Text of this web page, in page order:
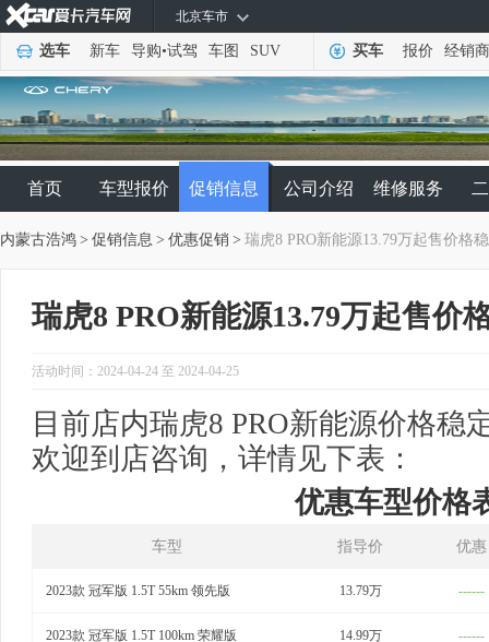
北京车市
选车 新车 导购•试驾 车图 SUV 买车 报价 经销商
首页 车型报价 促销信息 公司介绍 维修服务
内蒙古浩鸿 > 促销信息 > 优惠促销 > 瑞虎8 PRO新能源13.79万起售价格
瑞虎8 PRO新能源13.79万起售价
活动时间：2024-04-24 至 2024-04-25
目前店内瑞虎8 PRO新能源价格稳
欢迎到店咨询，详情见下表：
优惠车型价格
车型 指导价 优惠
2023款 冠军版 1.5T 55km 领先版 13.79万 ------
2023款 冠军版 1.5T 100km 荣耀版 14.99万 ------